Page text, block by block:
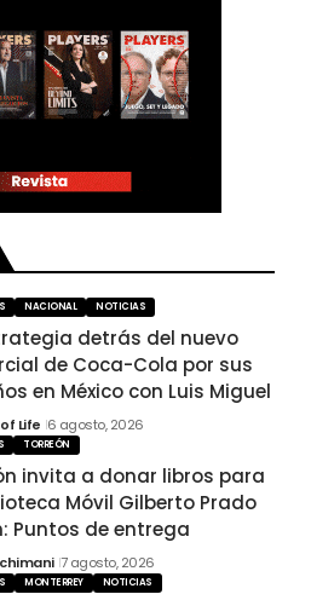
NACIONAL NOTICIAS
detrás del nuevo
de Coca-Cola por sus
en México con Luis Miguel
of Life 6 agosto, 2026
TORREÓN
invita a donar libros para
Móvil Gilberto Prado
Puntos de entrega
7 agosto, 2026
MONTERREY NOTICIAS